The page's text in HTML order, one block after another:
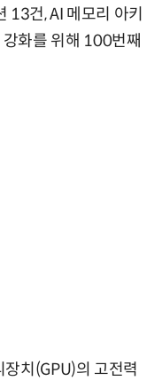
13건, AI 메모리 아키
화를 위해 100번째
치(GPU)의 고전력